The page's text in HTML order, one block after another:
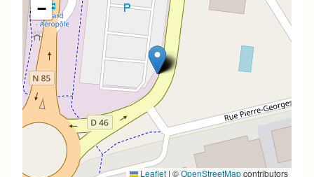
−
Leaflet | ©OpenStreetMapcontributors